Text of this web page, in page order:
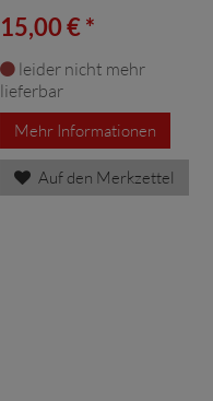
15,00 € *
leider nicht mehr
lieferbar
Mehr Informationen
Auf den Merkzettel